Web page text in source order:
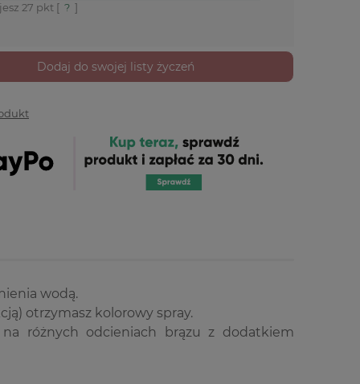
27 pkt [ ? ]
Dodaj do swojej listy życzeń
wodą.
otrzymasz kolorowy spray.
różnych odcieniach brązu z dodatkiem